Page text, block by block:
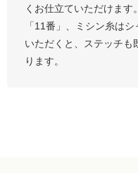
くお仕立ていただけま
「11番」、ミシン糸は
いただくと、ステッチも
ります。